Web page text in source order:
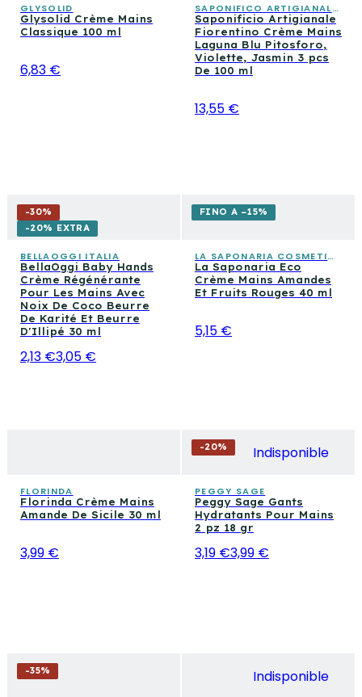
GLYSOLID
Glysolid Crème Mains
Classique 100 ml
6,83 €
SAPONIFICO ARTIGIANALE FIORENTINO
Saponificio Artigianale
Fiorentino Crème Mains
Laguna Blu Pitosforo,
Violette, Jasmin 3 pcs
De 100 ml
13,55 €
-30%
-20% EXTRA
BELLAOGGI ITALIA
BellaOggi Baby Hands
Crème Régénérante
Pour Les Mains Avec
Noix De Coco Beurre
De Karité Et Beurre
D'Illipé 30 ml
2,13 €3,05 €
FINO A −15%
LA SAPONARIA COSMETICA CONSAPEVOLE
La Saponaria Eco
Crème Mains Amandes
Et Fruits Rouges 40 ml
5,15 €
FLORINDA
Florinda Crème Mains
Amande De Sicile 30 ml
3,99 €
-20% Indisponible
PEGGY SAGE
Peggy Sage Gants
Hydratants Pour Mains
2 pz 18 gr
3,19 €3,99 €
-35% Indisponible